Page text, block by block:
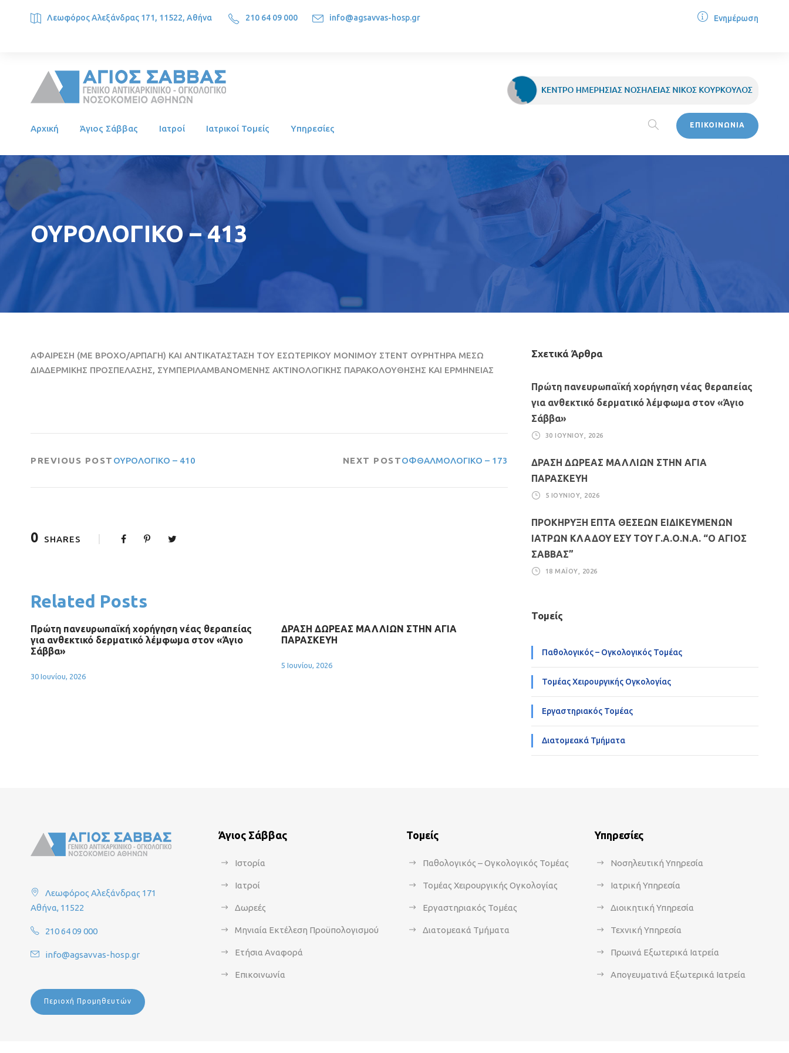
Λεωφόρος Αλεξάνδρας 171, 11522, Αθήνα 210 64 09 000 info@agsavvas-hosp.gr Ενημέρωση
Αρχική Άγιος Σάββας Ιατροί Ιατρικοί Τομείς Υπηρεσίες ΕΠΙΚΟΙΝΩΝΙΑ
ΟΥΡΟΛΟΓΙΚΟ – 413
ΑΦΑΙΡΕΣΗ (ΜΕ ΒΡΟΧΟ/ΑΡΠΑΓΗ) ΚΑΙ ΑΝΤΙΚΑΤΑΣΤΑΣΗ ΤΟΥ ΕΣΩΤΕΡΙΚΟΥ ΜΟΝΙΜΟΥ ΣΤΕΝΤ ΟΥΡΗΤΗΡΑ ΜΕΣΩ
ΔΙΑΔΕΡΜΙΚΗΣ ΠΡΟΣΠΕΛΑΣΗΣ, ΣΥΜΠΕΡΙΛΑΜΒΑΝΟΜΕΝΗΣ ΑΚΤΙΝΟΛΟΓΙΚΗΣ ΠΑΡΑΚΟΛΟΥΘΗΣΗΣ ΚΑΙ ΕΡΜΗΝΕΙΑΣ
PREVIOUS POST ΟΥΡΟΛΟΓΙΚΟ – 410 NEXT POSTΟΦΘΑΛΜΟΛΟΓΙΚΟ – 173
0 SHARES
Related Posts
Πρώτη πανευρωπαϊκή χορήγηση νέας θεραπείας
για ανθεκτικό δερματικό λέμφωμα στον «Άγιο
Σάββα»
30 Ιουνίου, 2026
ΔΡΑΣΗ ΔΩΡΕΑΣ ΜΑΛΛΙΩΝ ΣΤΗΝ ΑΓΙΑ
ΠΑΡΑΣΚΕΥΗ
5 Ιουνίου, 2026
Σχετικά Άρθρα
Πρώτη πανευρωπαϊκή χορήγηση νέας θεραπείας
για ανθεκτικό δερματικό λέμφωμα στον «Άγιο
Σάββα»
30 ΙΟΥΝΊΟΥ, 2026
ΔΡΑΣΗ ΔΩΡΕΑΣ ΜΑΛΛΙΩΝ ΣΤΗΝ ΑΓΙΑ
ΠΑΡΑΣΚΕΥΗ
5 ΙΟΥΝΊΟΥ, 2026
ΠΡΟΚΗΡΥΞΗ ΕΠΤΑ ΘΕΣΕΩΝ ΕΙΔΙΚΕΥΜΕΝΩΝ
ΙΑΤΡΩΝ ΚΛΑΔΟΥ ΕΣΥ ΤΟΥ Γ.Α.Ο.Ν.Α. “Ο ΑΓΙΟΣ
ΣΑΒΒΑΣ”
18 ΜΑΪ́ΟΥ, 2026
Τομείς
Παθολογικός – Ογκολογικός Τομέας
Τομέας Χειρουργικής Ογκολογίας
Εργαστηριακός Τομέας
Διατομεακά Τμήματα
Λεωφόρος Αλεξάνδρας 171
Αθήνα, 11522
210 64 09 000
info@agsavvas-hosp.gr
Περιοχή Προμηθευτών
Άγιος Σάββας
Ιστορία
Ιατροί
Δωρεές
Μηνιαία Εκτέλεση Προϋπολογισμού
Ετήσια Αναφορά
Επικοινωνία
Τομείς
Παθολογικός – Ογκολογικός Τομέας
Τομέας Χειρουργικής Ογκολογίας
Εργαστηριακός Τομέας
Διατομεακά Τμήματα
Υπηρεσίες
Νοσηλευτική Υπηρεσία
Ιατρική Υπηρεσία
Διοικητική Υπηρεσία
Τεχνική Υπηρεσία
Πρωινά Εξωτερικά Ιατρεία
Απογευματινά Εξωτερικά Ιατρεία